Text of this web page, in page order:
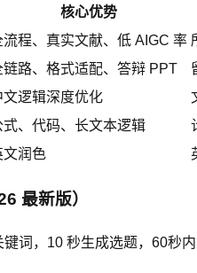
核心优势
流程、真实文献、低 AIGC 率
链路、格式适配、答辩 PPT
文逻辑深度优化
式、代码、长文本逻辑
文润色
最新版）
键词，10 秒生成选题，60秒